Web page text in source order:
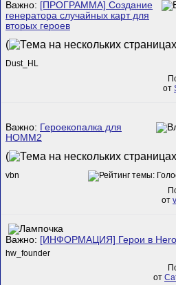
Важно: [ПРОГРАММА] Создание
генератора случайных карт для
вторых героев
(
Dust_HL
от
Важно: Героекопалка для
HOMM2
(
vbn
от
Важно: [ИНФОРМАЦИЯ] Герои в
hw_founder
от